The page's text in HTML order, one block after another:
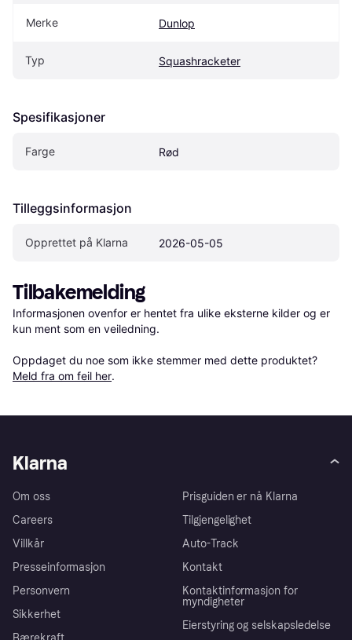
Merke Dunlop
Typ Squashracketer
Spesifikasjoner
Farge Rød
Tilleggsinformasjon
Opprettet på Klarna 2026-05-05
Tilbakemelding
Informasjonen ovenfor er hentet fra ulike eksterne kilder og er
kun ment som en veiledning.
Oppdaget du noe som ikke stemmer med dette produktet?
Meld fra om feil her.
Klarna
Om oss
Careers
Villkår
Presseinformasjon
Personvern
Sikkerhet
Prisguiden er nå Klarna
Tilgjengelighet
Auto-Track
Kontakt
Kontaktinformasjon for
myndigheter
Eierstyring og selskapsledelse